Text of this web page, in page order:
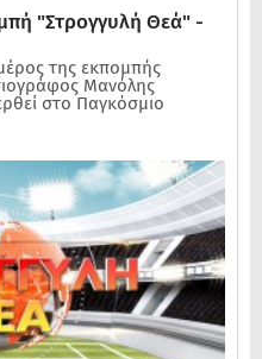
"Στρογγυλή Θεά" -
της εκπομπής
Μανόλης
στο Παγκόσμιο